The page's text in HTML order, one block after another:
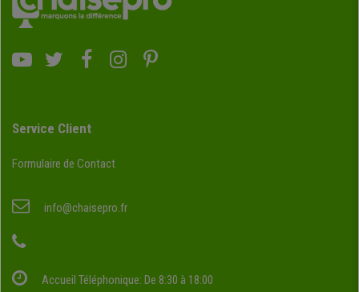
Service Client
Formulaire de Contact
info@chaisepro.fr
Accueil Téléphonique: De 8:30 à 18:00